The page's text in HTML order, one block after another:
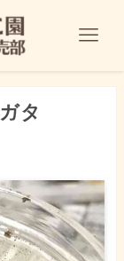
タ